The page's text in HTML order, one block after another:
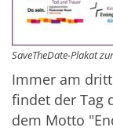
SaveTheDate-Plakat
Immer am
findet der Tag
dem Motto